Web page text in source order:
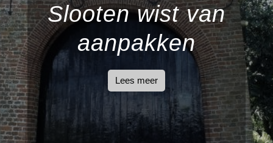
Slooten wist van
aanpakken
Lees meer